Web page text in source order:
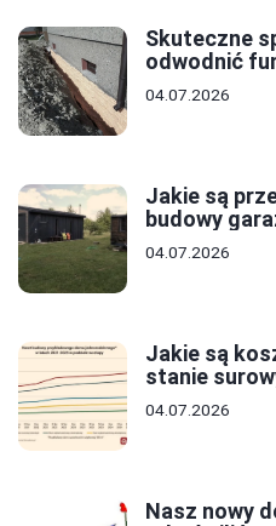
Skuteczne
odwodnić
04.07.2026
Jakie są
budowy
04.07.2026
Jakie są
stanie
04.07.2026
Nasz nowy